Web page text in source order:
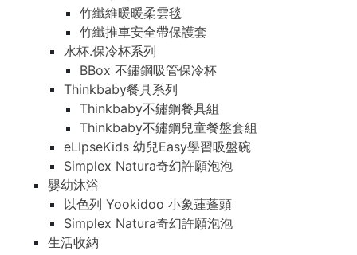
竹纖維暖暖柔雲毯
竹纖推車安全帶保護套
水杯.保冷杯系列
BBox 不鏽鋼吸管保冷杯
Thinkbaby餐具系列
Thinkbaby不鏽鋼餐具組
Thinkbaby不鏽鋼兒童餐盤套組
eLIpseKids 幼兒Easy學習吸盤碗
Simplex Natura奇幻許願泡泡
嬰幼沐浴
以色列 Yookidoo 小象蓮蓬頭
Simplex Natura奇幻許願泡泡
生活收納